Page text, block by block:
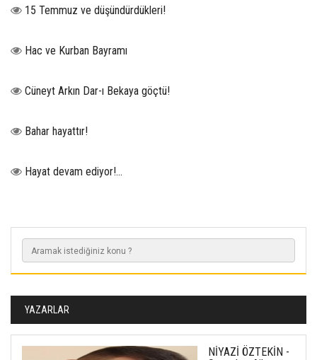
15 Temmuz ve düşündürdükleri!
Hac ve Kurban Bayramı
Cüneyt Arkın Dar-ı Bekaya göçtü!
Bahar hayattır!
Hayat devam ediyor!...
YAZARLAR
NİYAZİ ÖZTEKİN -